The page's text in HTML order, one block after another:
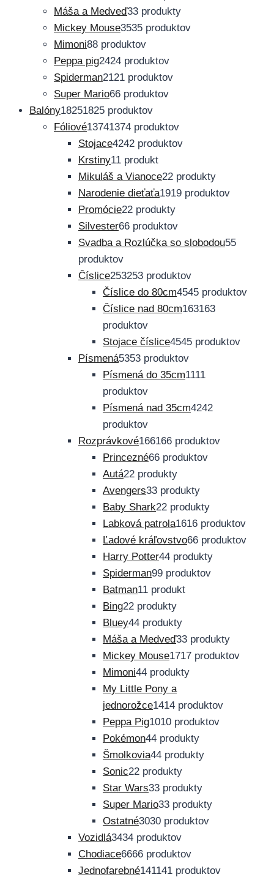
Máša a Medveď33 produkty
Mickey Mouse3535 produktov
Mimoni88 produktov
Peppa pig2424 produktov
Spiderman2121 produktov
Super Mario66 produktov
Balóny18251825 produktov
Fóliové13741374 produktov
Stojace4242 produktov
Krstiny11 produkt
Mikuláš a Vianoce22 produkty
Narodenie dieťaťa1919 produktov
Promócie22 produkty
Silvester66 produktov
Svadba a Rozlúčka so slobodou55
produktov
Číslice253253 produktov
Číslice do 80cm4545 produktov
Číslice nad 80cm163163
produktov
Stojace číslice4545 produktov
Písmená5353 produktov
Písmená do 35cm1111
produktov
Písmená nad 35cm4242
produktov
Rozprávkové166166 produktov
Princezné66 produktov
Autá22 produkty
Avengers33 produkty
Baby Shark22 produkty
Labková patrola1616 produktov
Ľadové kráľovstvo66 produktov
Harry Potter44 produkty
Spiderman99 produktov
Batman11 produkt
Bing22 produkty
Bluey44 produkty
Máša a Medveď33 produkty
Mickey Mouse1717 produktov
Mimoni44 produkty
My Little Pony a
jednorožce1414 produktov
Peppa Pig1010 produktov
Pokémon44 produkty
Šmolkovia44 produkty
Sonic22 produkty
Star Wars33 produkty
Super Mario33 produkty
Ostatné3030 produktov
Vozidlá3434 produktov
Chodiace6666 produktov
Jednofarebné141141 produktov